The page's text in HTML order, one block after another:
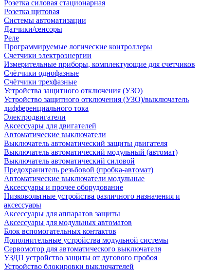
Розетка силовая стационарная
Розетка щитовая
Системы автоматизации
Датчики/сенсоры
Реле
Программируемые логические контроллеры
Счетчики электроэнергии
Измерительные приборы, комплектующие для счетчиков
Счётчики однофазные
Счётчики трехфазные
Устройства защитного отключения (УЗО)
Устройство защитного отключения (УЗО)/выключатель
дифференциального тока
Электродвигатели
Аксессуары для двигателей
Автоматические выключатели
Выключатель автоматический защиты двигателя
Выключатель автоматический модульный (автомат)
Выключатель автоматический силовой
Предохранитель резьбовой (пробка-автомат)
Автоматические выключатели модульные
Аксессуары и прочее оборудование
Низковольтные устройства различного назначения и
аксессуары
Аксессуары для аппаратов защиты
Аксессуары для модульных автоматов
Блок вспомогательных контактов
Дополнительные устройства модульной системы
Сервомотор для автоматического выключателя
УЗДП устройство защиты от дугового пробоя
Устройство блокировки выключателей